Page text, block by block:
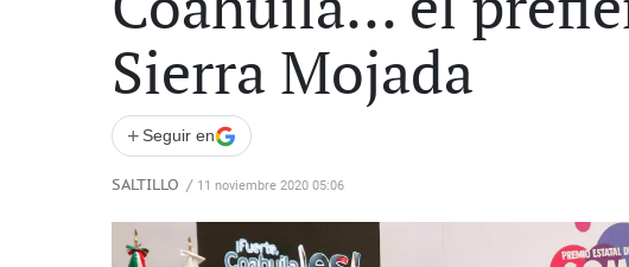
Sierra Mojada
+ Seguir en
SALTILLO / 11 noviembre 2020 05:06